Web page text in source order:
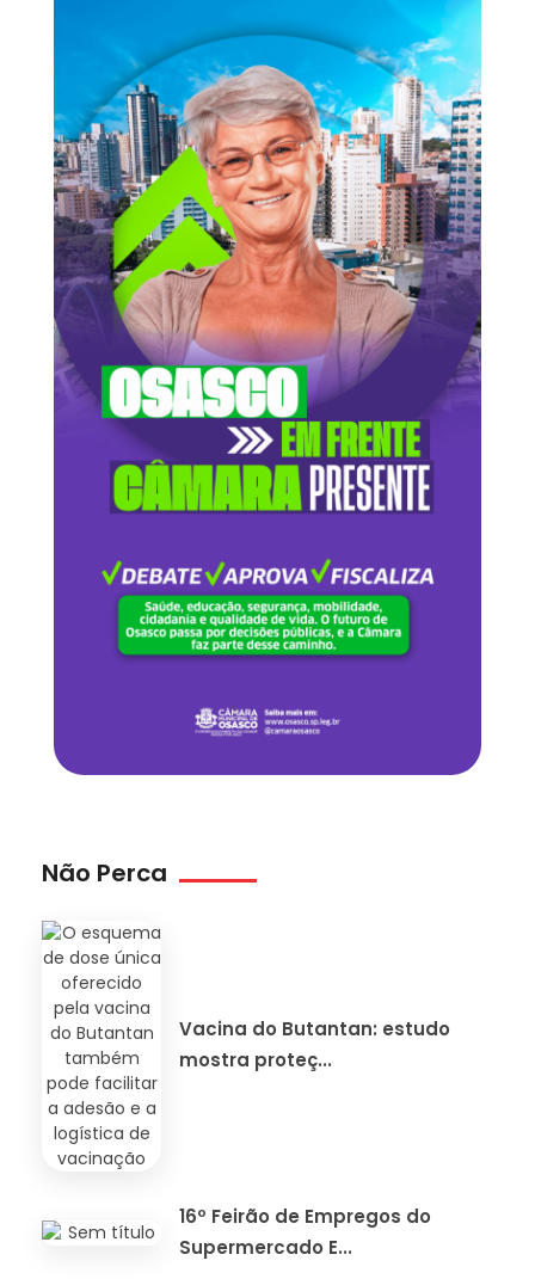
Não Perca
Vacina do Butantan: estudo
mostra proteç...
16º Feirão de Empregos do
Supermercado E...